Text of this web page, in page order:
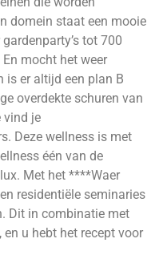
domein staat een mooie
tot 700
mocht het weer
is er altijd een plan B
overdekte schuren van
vind je
Deze wellness is met
één van de
Met het ****Waer
residentiële seminaries
Dit in combinatie met
u hebt het recept voor